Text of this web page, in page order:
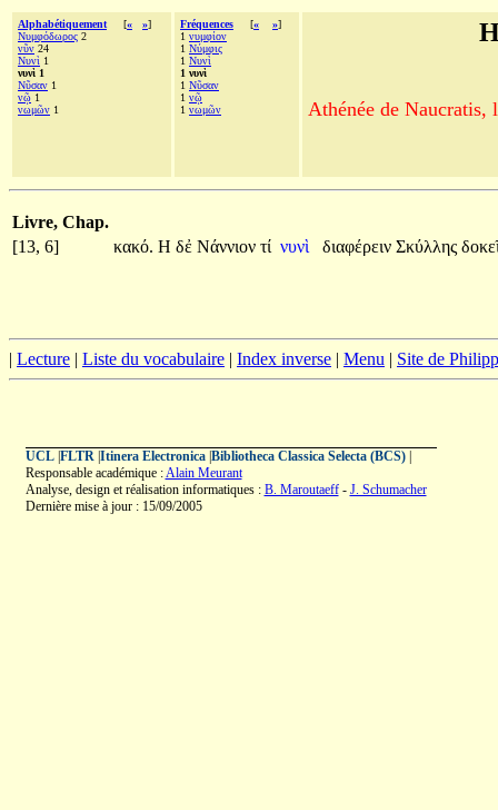
Alphabétiquement [« »]
Νυμφόδωρος 2
νῦν 24
Νυνὶ 1
νυνὶ 1
Νῦσαν 1
νῷ 1
νωμῶν 1
Fréquences [« »]
1 νυμφίον
1 Νύμφις
1 Νυνὶ
1 νυνὶ
1 Νῦσαν
1 νῷ
1 νωμῶν Athénée de Naucratis,
Livre, Chap.
[13, 6]
κακό. Η δἐ Νάννιον τί νυνὶ διαφέρειν Σκύλλης
| Lecture | Liste du vocabulaire | Index inverse | Menu | Site de
UCL| FLTR| Itinera Electronica| Bibliotheca Classica Selecta (BCS)|
Responsable académique :Alain Meurant
Analyse, design et réalisation informatiques : B. Maroutaeff- J. Schumacher
Dernière mise à jour : 15/09/2005